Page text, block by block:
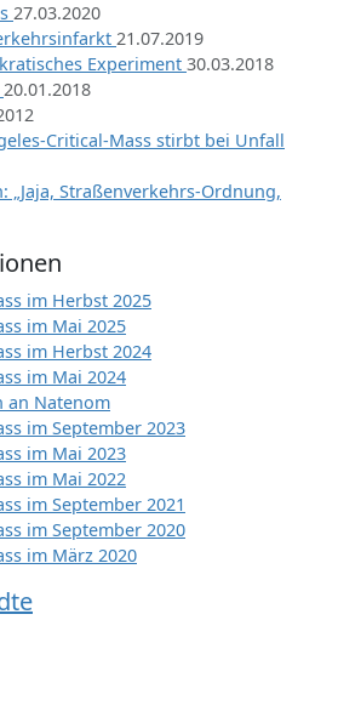
27.03.2020
21.07.2019
Experiment 30.03.2018
20.01.2018
Critical-Mass stirbt bei Unfall
„Jaja, Straßenverkehrs-Ordnung,
im Herbst 2025
im Mai 2025
im Herbst 2024
im Mai 2024
an Natenom
im September 2023
im Mai 2023
im Mai 2022
im September 2021
im September 2020
im März 2020